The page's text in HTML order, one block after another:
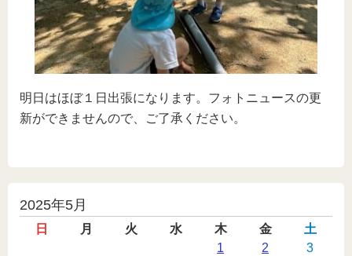
明日はほぼ１日出張になります。フォトニュースの更
新ができませんので、ご了承ください。
投
2025年5月
日 月 火 水 木 金
土
1
2
3